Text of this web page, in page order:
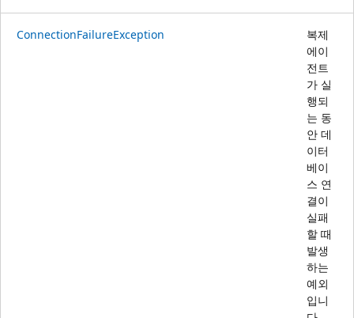
ConnectionFailureException
복제
에이
전트
가 실
행되
는 동
안 데
이터
베이
스 연
결이
실패
할 때
발생
하는
예외
입니